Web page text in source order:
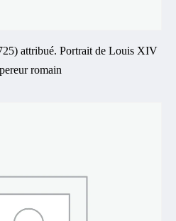
attribué. Portrait de Louis XIV
romain